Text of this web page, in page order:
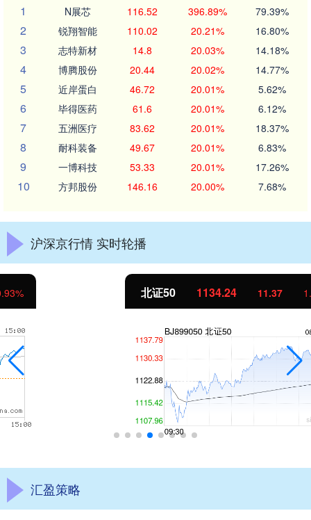
1
N展芯 116.52 396.89% 79.39%
2 锐翔智能 110.02 20.21% 16.80%
3 志特新材 14.8 20.03% 14.18%
4 博腾股份 20.44 20.02% 14.77%
5 近岸蛋白 46.72 20.01% 5.62%
6 毕得医药 61.6 20.01% 6.12%
7 五洲医疗 83.62 20.01% 18.37%
8 耐科装备 49.67 20.01% 6.83%
9 一博科技 53.33 20.01% 17.26%
10 方邦股份 146.16 20.00% 7.68%
沪深京行情 实时轮播
1134.24 11.37 1.01%
汇盈策略